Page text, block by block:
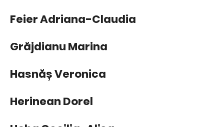
Feier Adriana-Claudia
Grăjdianu Marina
Hasnăș Veronica
Herinean Dorel